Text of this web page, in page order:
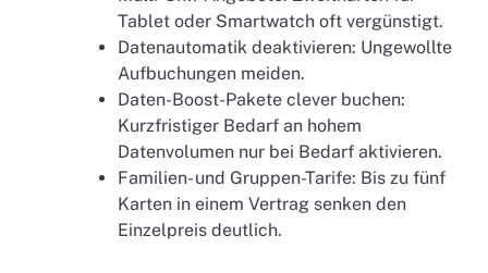
Tablet oder Smartwatch oft vergünstigt.
Datenautomatik deaktivieren: Ungewollte
Aufbuchungen meiden.
Daten-Boost-Pakete clever buchen:
Kurzfristiger Bedarf an hohem
Datenvolumen nur bei Bedarf aktivieren.
Familien- und Gruppen-Tarife: Bis zu fünf
Karten in einem Vertrag senken den
Einzelpreis deutlich.